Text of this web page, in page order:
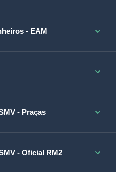
- EAM
- Praças
- Oficial RM2